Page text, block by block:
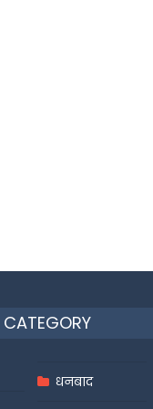
CATEGORY
धनबाद